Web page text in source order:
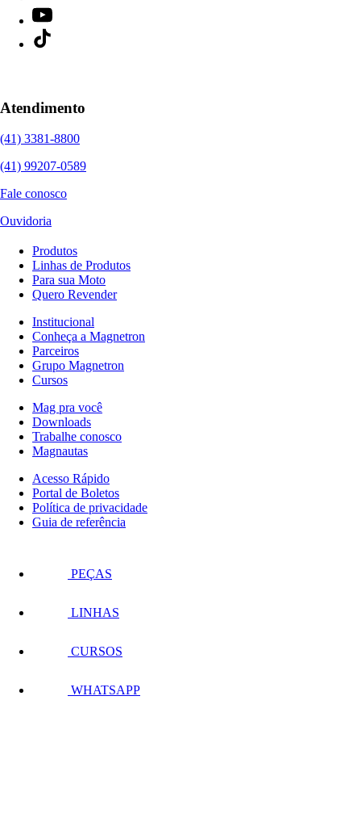
Atendimento
(41) 3381-8800
(41) 99207-0589
Fale conosco
Ouvidoria
Produtos
Linhas de Produtos
Para sua Moto
Quero Revender
Institucional
Conheça a Magnetron
Parceiros
Grupo Magnetron
Cursos
Mag pra você
Downloads
Trabalhe conosco
Magnautas
Acesso Rápido
Portal de Boletos
Política de privacidade
Guia de referência
PEÇAS
LINHAS
CURSOS
WHATSAPP